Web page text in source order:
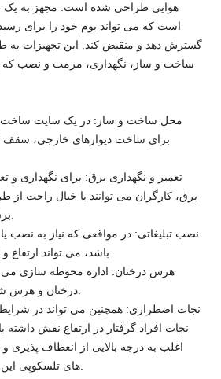
هوایی طراحی شده است. مجهز به یک
است که می تواند بوم خود را برای
گسترش دهد و منقبض کند. این تجهیزات به
ساخت و ساز، نگهداری، مرمت و نصب که
برای ساخت دیوارهای خارجی، سقف
برق، کارگران می توانند با خیال راحت
نجات افراد گرفتار در ارتفاع نقش داشته
اغلب به درجه بالایی از انعطاف پذیری و